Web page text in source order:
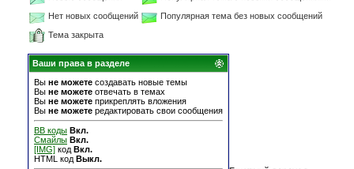
Нет новых сообщений
Популярная тема без новых сообщений
Тема закрыта
Ваши права в разделе
Вы не можете создавать новые темы
Вы не можете отвечать в темах
Вы не можете прикреплять вложения
Вы не можете редактировать свои сообщения
BB коды Вкл.
Смайлы Вкл.
[IMG] код Вкл.
HTML код Выкл.